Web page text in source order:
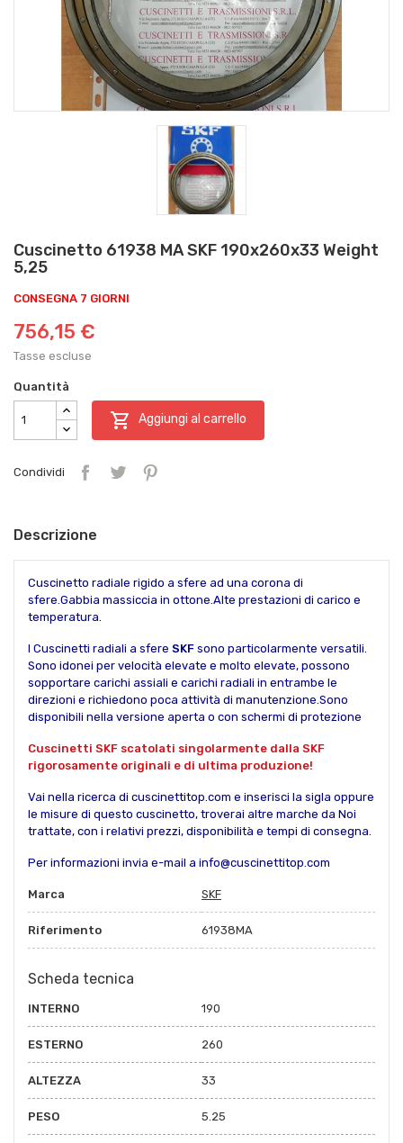
Cuscinetto 61938 MA SKF 190x260x33 Weight
5,25
CONSEGNA 7 GIORNI
756,15 €
Tasse escluse
Quantità
 Aggiungi al carrello
Condividi
Descrizione
Cuscinetto radiale rigido a sfere ad una corona di
sfere.Gabbia massiccia in ottone.Alte prestazioni di carico e
temperatura.
I Cuscinetti radiali a sfere SKF sono particolarmente versatili.
Sono idonei per velocità elevate e molto elevate, possono
sopportare carichi assiali e carichi radiali in entrambe le
direzioni e richiedono poca attività di manutenzione.Sono
disponibili nella versione aperta o con schermi di protezione
Cuscinetti SKF scatolati singolarmente dalla SKF
rigorosamente originali e di ultima produzione!
Vai nella ricerca di cuscinettitop.com e inserisci la sigla oppure
le misure di questo cuscinetto, troverai altre marche da Noi
trattate, con i relativi prezzi, disponibilità e tempi di consegna.
Per informazioni invia e-mail a info@cuscinettitop.com
Marca SKF
Riferimento 61938MA
Scheda tecnica
INTERNO 190
ESTERNO 260
ALTEZZA 33
PESO 5.25